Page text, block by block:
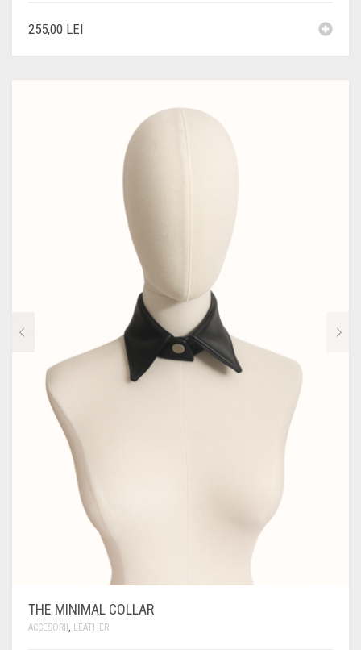
255,00 LEI
THE MINIMAL COLLAR
ACCESORII, LEATHER